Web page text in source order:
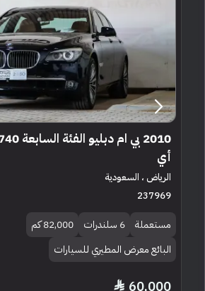
أي
الرياض ، السعودية
237969
مستعملة 6 سلندرات
82,000 كم
البائع معرض المطيري للسيارات
60,000